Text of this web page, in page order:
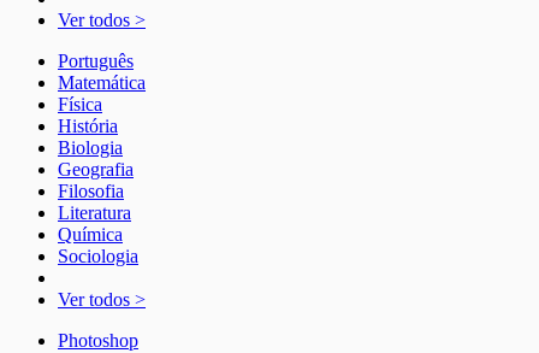
Ver todos >
Português
Matemática
Física
História
Biologia
Geografia
Filosofia
Literatura
Química
Sociologia
Ver todos >
Photoshop